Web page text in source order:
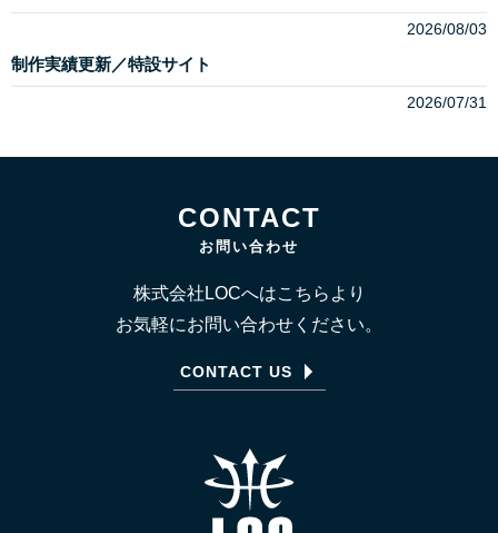
2026/08/03
制作実績更新／特設サイト
2026/07/31
CONTACT
お問い合わせ
株式会社LOCへはこちらより
お気軽にお問い合わせください。
CONTACT US